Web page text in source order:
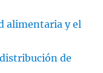
alimentaria y el
de